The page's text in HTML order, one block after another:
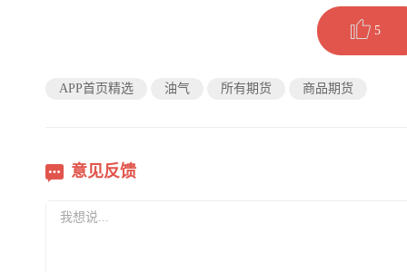
5
APP首页精选 油气 所有期货 商品期货
意见反馈